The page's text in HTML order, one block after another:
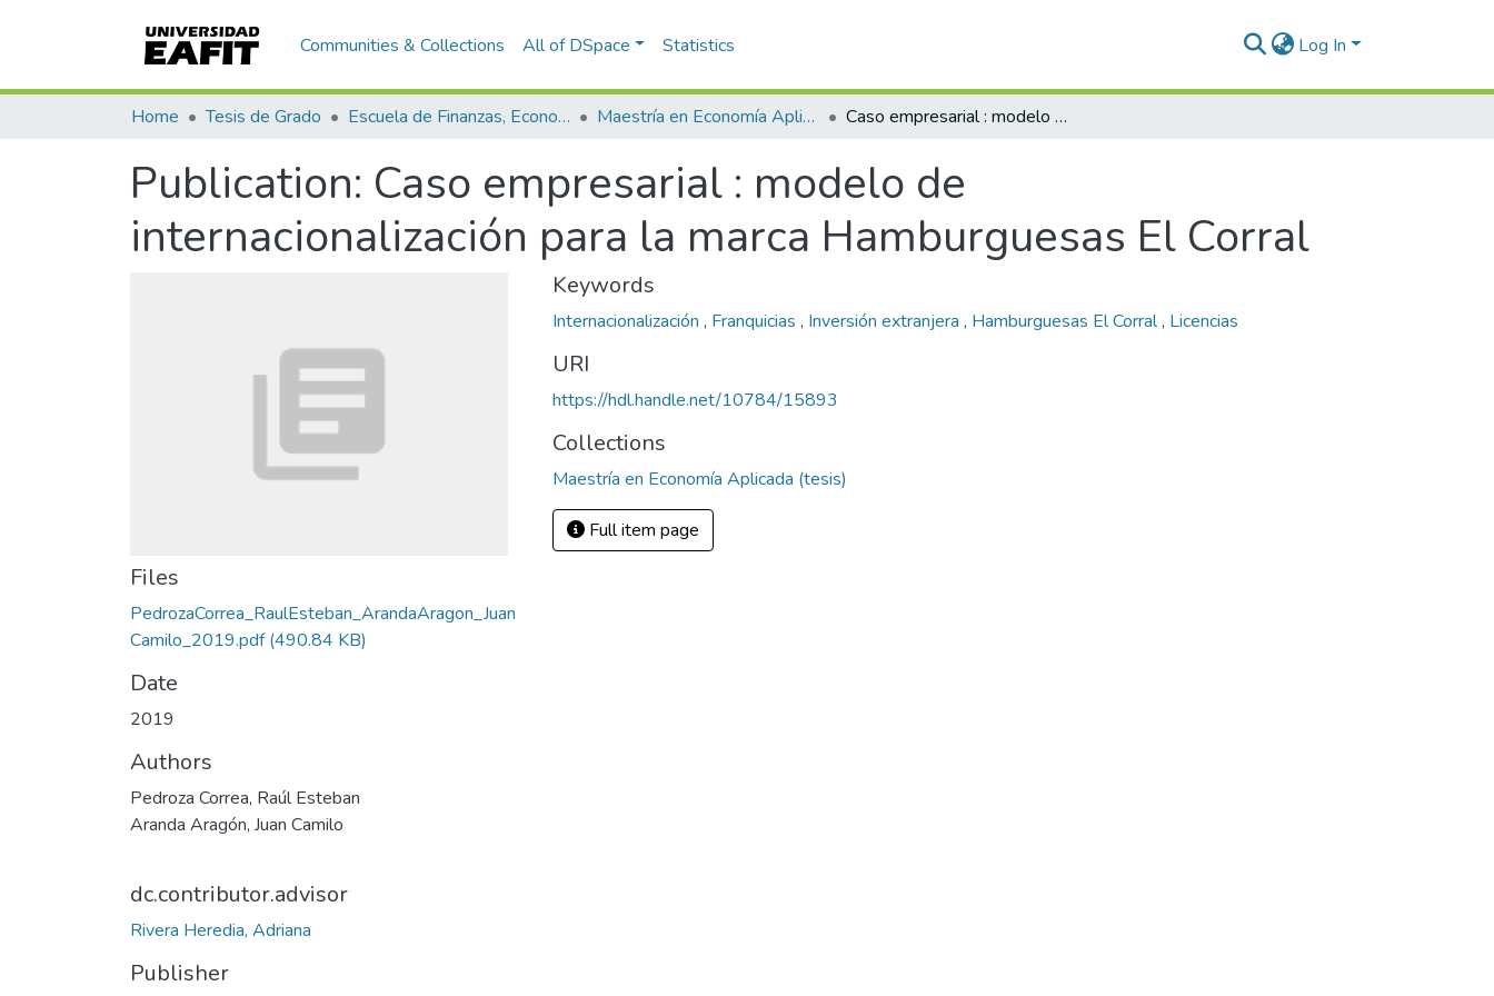
Communities & Collections All of DSpace Statistics Log In
Home Tesis de Grado Escuela de Finanzas, Economía y Gobierno Maestría en Economía Aplicada (tesis) Caso empresarial : modelo de internacionalización para la marca Hamburguesas El Corral
Publication: Caso empresarial : modelo de
internacionalización para la marca Hamburguesas El Corral
Files
PedrozaCorrea_RaulEsteban_ArandaAragon_Juan
Camilo_2019.pdf(490.84 KB)
Date
2019
Authors
Pedroza Correa, Raúl Esteban
Aranda Aragón, Juan Camilo
dc.contributor.advisor
Rivera Heredia, Adriana
Publisher
Keywords
Internacionalización , Franquicias , Inversión extranjera , Hamburguesas El Corral, Licencias
URI
https://hdl.handle.net/10784/15893
Collections
Maestría en Economía Aplicada (tesis)
Full item page